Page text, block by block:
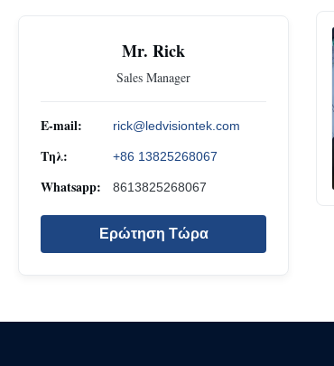
Mr. Rick
Sales Manager
E-mail: rick@ledvisiontek.com
Τηλ: +86 13825268067
Whatsapp: 8613825268067
Ερώτηση Τώρα